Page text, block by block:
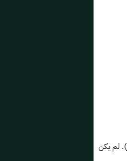
لم يكن